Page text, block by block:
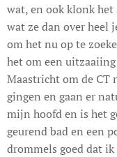
wat, en ook klonk het
wat ze dan over heel
om het nu op te
het om een
Maastricht om de CT
gingen en gaan er
mijn hoofd en is het
geurend bad en een
drommels goed dat